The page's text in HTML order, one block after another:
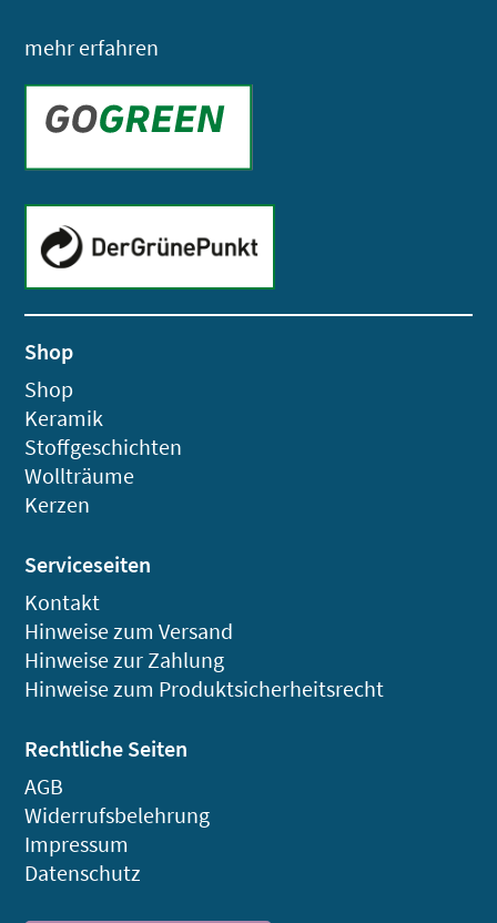
mehr erfahren
Shop
Shop
Keramik
Stoffgeschichten
Wollträume
Kerzen
Serviceseiten
Kontakt
Hinweise zum Versand
Hinweise zur Zahlung
Hinweise zum Produktsicherheitsrecht
Rechtliche Seiten
AGB
Widerrufsbelehrung
Impressum
Datenschutz